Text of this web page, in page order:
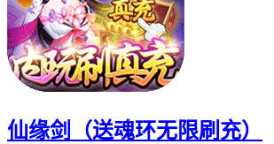
仙缘剑（送魂环无限刷充）